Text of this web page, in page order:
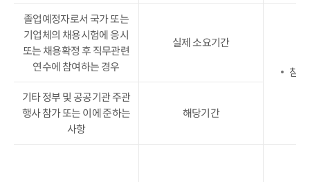
졸업예정자로서 국가 또는
기업체의 채용시험에 응시
또는 채용확정 후 직무관련
연수에 참여하는 경우
실제 소요기간
참
기타 정부 및 공공기관 주관
행사 참가 또는 이에 준하는
사항
해당기간